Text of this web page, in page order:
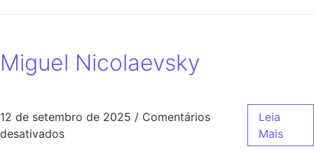
Miguel Nicolaevsky
12 de setembro de 2025 / Comentários
desativados
Leia
Mais